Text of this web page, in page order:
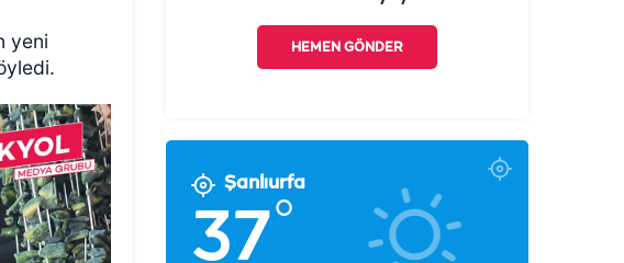
yeni
HEMEN GÖNDER
Şanlıurfa
37°